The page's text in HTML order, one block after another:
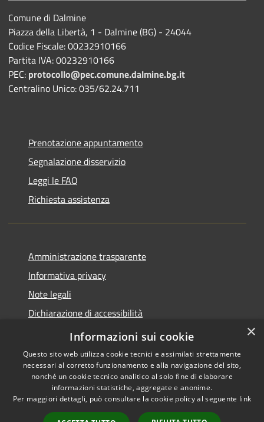
Comune di Dalmine
Piazza della Libertà, 1 - Dalmine (BG) - 24044
Codice Fiscale: 00232910166
Partita IVA: 00232910166
PEC: protocollo@pec.comune.dalmine.bg.it
Centralino Unico: 035/62.24.711
Prenotazione appuntamento
Segnalazione disservizio
Leggi le FAQ
Richiesta assistenza
Amministrazione trasparente
Informativa privacy
Note legali
Dichiarazione di accessibilità
Piano di miglioramento del sito
Accessibilità
Copyright © 2026 • Comune di
Dalmine • Powered by
×
Informazioni sui cookie
Questo sito web utilizza cookie tecnici e assimilati strettamente
necessari al corretto funzionamento e alla navigazione del sito,
nonché un cookie tecnico analitico al solo fine di elaborare
informazioni statistiche, aggregate e anonime.
Per maggiori dettagli, può consultare la cookie policy al seguente link